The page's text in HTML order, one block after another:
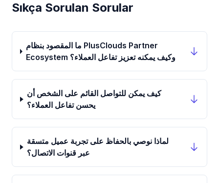
Sıkça Sorulan Sorular
ما المقصود بنظام PlusClouds Partner
Ecosystem وكيف يمكنه تعزيز تفاعل العملاء؟
كيف يمكن للتواصل القائم على الشخص أن
يحسن تفاعل العملاء؟
لماذا نوصي بالحفاظ على تجربة عميل متسقة
عبر قنوات الاتصال؟